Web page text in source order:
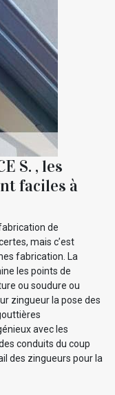
S. , les
faciles à
de
mais c’est
fabrication. La
les points de
ou soudure ou
zingueur la pose des
avec les
conduits du coup
des zingueurs pour la